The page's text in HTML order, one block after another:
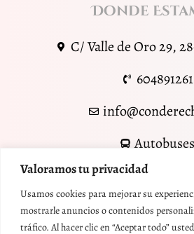
Valoramos tu privacidad
Usamos cookies para mejorar su
mostrarle anuncios o contenidos
tráfico. Al hacer clic en “Aceptar todo”
Donde
C/ Valle de Oro 29,
604891261
Autobuses
Metro